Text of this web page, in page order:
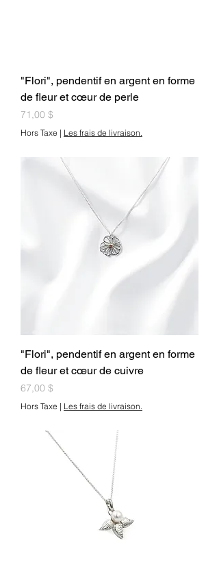
"Flori", pendentif en argent en forme
de fleur et cœur de perle
Prix
71,00 $
Hors Taxe | Les frais de livraison.
"Flori", pendentif en argent en forme
de fleur et cœur de cuivre
Prix
67,00 $
Hors Taxe | Les frais de livraison.